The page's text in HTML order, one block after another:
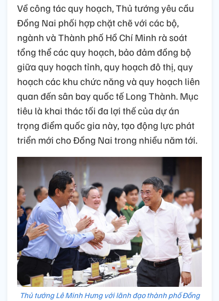
Về công tác quy hoạch, Thủ tướng yêu cầu
Đồng Nai phối hợp chặt chẽ với các bộ,
ngành và Thành phố Hồ Chí Minh rà soát
tổng thể các quy hoạch, bảo đảm đồng bộ
giữa quy hoạch tỉnh, quy hoạch đô thị, quy
hoạch các khu chức năng và quy hoạch liên
quan đến sân bay quốc tế Long Thành. Mục
tiêu là khai thác tối đa lợi thế của dự án
trọng điểm quốc gia này, tạo động lực phát
triển mới cho Đồng Nai trong nhiều năm tới.
Thủ tướng Lê Minh Hưng với lãnh đạo thành phố Đồng